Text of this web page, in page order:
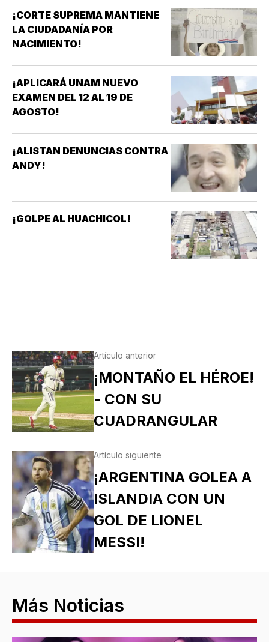
¡CORTE SUPREMA MANTIENE
LA CIUDADANÍA POR
NACIMIENTO!
¡APLICARÁ UNAM NUEVO
EXAMEN DEL 12 AL 19 DE
AGOSTO!
¡ALISTAN DENUNCIAS CONTRA
ANDY!
¡GOLPE AL HUACHICOL!
Artículo anterior
¡MONTAÑO EL HÉROE!
- CON SU
CUADRANGULAR
Artículo siguiente
¡ARGENTINA GOLEA A
ISLANDIA CON UN
GOL DE LIONEL
MESSI!
Más Noticias